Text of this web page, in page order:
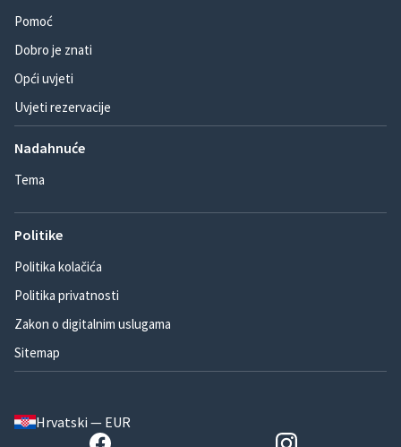
Pomoć
Dobro je znati
Opći uvjeti
Uvjeti rezervacije
Nadahnuće
Tema
Politike
Politika kolačića
Politika privatnosti
Zakon o digitalnim uslugama
Sitemap
Hrvatski — EUR